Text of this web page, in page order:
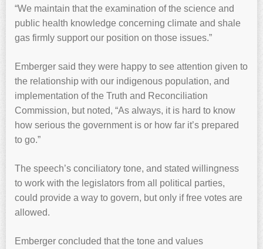
“We maintain that the examination of the science and
public health knowledge concerning climate and shale
gas firmly support our position on those issues.”
Emberger said they were happy to see attention given to
the relationship with our indigenous population, and
implementation of the Truth and Reconciliation
Commission, but noted, “As always, it is hard to know
how serious the government is or how far it’s prepared
to go.”
The speech’s conciliatory tone, and stated willingness
to work with the legislators from all political parties,
could provide a way to govern, but only if free votes are
allowed.
Emberger concluded that the tone and values